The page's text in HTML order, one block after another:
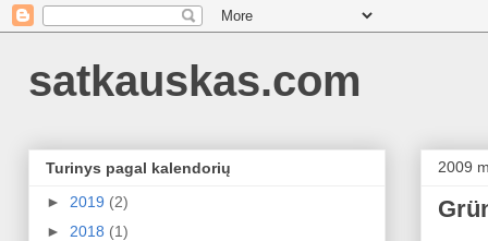
satkauskas.com
2009
Turinys pagal kalendorių
► 2019 (2)
► 2018 (1)